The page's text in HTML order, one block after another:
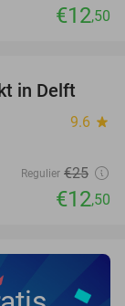
€12,50
50%
in Delft
9.6 star
Regulier €25
€12,50